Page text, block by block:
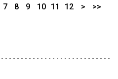
7 8 9 10 11 12 > >>